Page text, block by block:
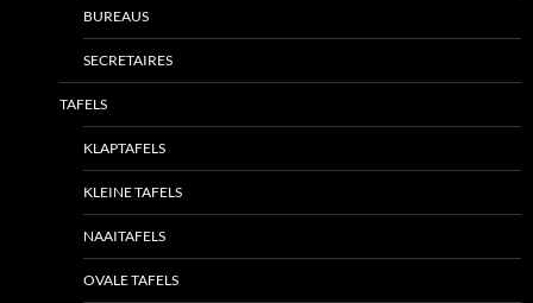
BUREAUS
SECRETAIRES
TAFELS
KLAPTAFELS
KLEINE TAFELS
NAAITAFELS
OVALE TAFELS